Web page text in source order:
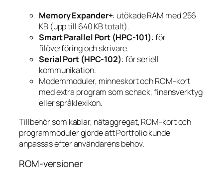
Memory Expander+: utökade RAM med 256
KB (upp till 640 KB totalt).
Smart Parallel Port (HPC-101): för
filöverföring och skrivare.
Serial Port (HPC-102): för seriell
kommunikation.
Modemmoduler, minneskort och ROM-kort
med extra program som schack, finansverktyg
eller språklexikon.
Tillbehör som kablar, nätaggregat, ROM-kort och
programmoduler gjorde att Portfolio kunde
anpassas efter användarens behov.
ROM-versioner